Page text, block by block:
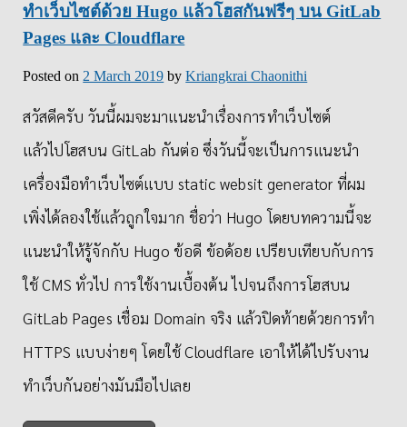
ทำเว็บไซต์ด้วย Hugo แล้วโฮสกันฟรีๆ บน GitLab
Pages และ Cloudflare
Posted on 2 March 2019 byKriangkrai Chaonithi
สวัสดี​ครับ วันนี้ผมจะมาแนะนำเรื่องการทำเว็บไซต์​
แล้วไปโฮสบน GitLab​ กันต่อ ซึ่งวันนี้จะเป็นการแนะนำ
เครื่องมือ​ทำเว็บไซต์แบบ static websit generator ที่ผม
เพิ่งได้ลองใช้แล้วถูกใจมาก ชื่อว่า Hugo โดยบทความนี้จะ
แนะนำให้รู้จักกับ Hugo ข้อดี ข้อด้อย เปรียบเทียบ​กับการ
ใช้ CMS ทั่วไป การใช้งานเบื้องต้น ไปจนถึงการโฮสบน
GitLab Pages เชื่อม Domain จริง แล้วปิดท้ายด้วยการทำ
HTTPS แบบง่ายๆ โดยใช้ Cloudflare​ เอาให้ได้ไปรับงาน
ทำเว็บกันอย่างมันมือไปเลย